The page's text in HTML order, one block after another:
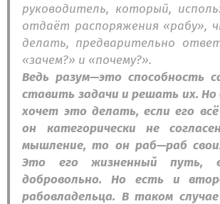
руководитель, который,
отдаёт распоряжения «рабу»,
делать, предварительно
«зачем?» и «почему?».
Ведь разум—это способность
ставить задачи и решать их. Но
хочет это делать, если его
он категорически не
мышление, то он раб—раб
Это его жизненный путь,
добровольно. Но есть и
рабовладельца. В таком